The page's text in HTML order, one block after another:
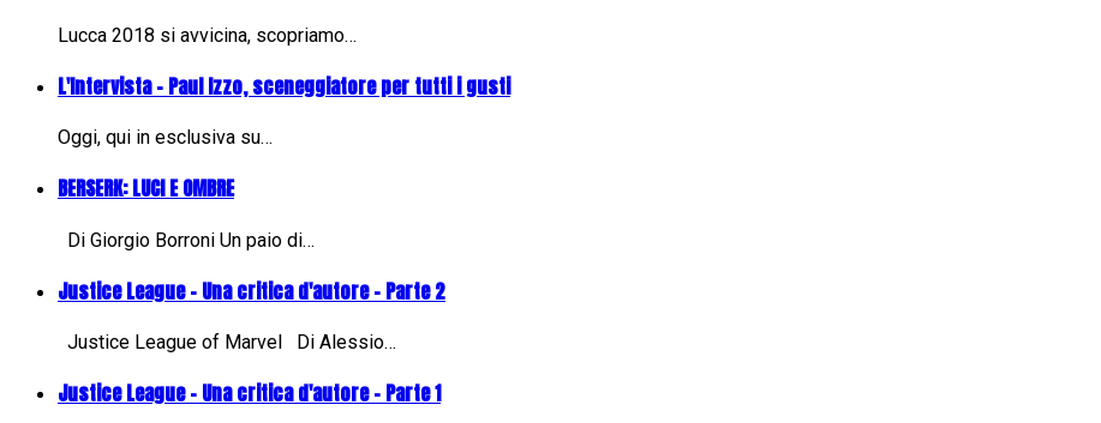
Lucca 2018 si avvicina, scopriamo…
L'Intervista - Paul Izzo, sceneggiatore per tutti i gusti
Oggi, qui in esclusiva su…
BERSERK: LUCI E OMBRE
Di Giorgio Borroni Un paio di…
Justice League - Una critica d'autore - Parte 2
Justice League of Marvel Di Alessio…
Justice League - Una critica d'autore - Parte 1